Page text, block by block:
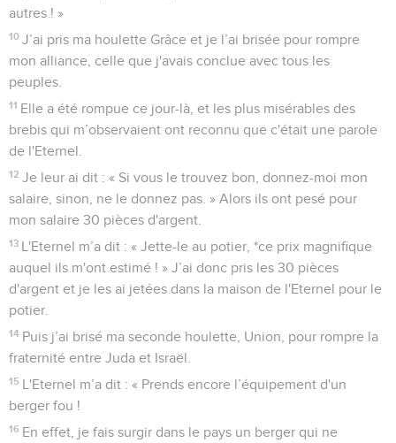
autres ! »
10 J’ai pris ma houlette Grâce et je l’ai brisée pour rompre
mon alliance, celle que j'avais conclue avec tous les
peuples.
11 Elle a été rompue ce jour-là, et les plus misérables des
brebis qui m’observaient ont reconnu que c'était une parole
de l'Eternel.
12 Je leur ai dit : « Si vous le trouvez bon, donnez-moi mon
salaire, sinon, ne le donnez pas. » Alors ils ont pesé pour
mon salaire 30 pièces d'argent.
13 L'Eternel m’a dit : « Jette-le au potier, *ce prix magnifique
auquel ils m'ont estimé ! » J’ai donc pris les 30 pièces
d'argent et je les ai jetées dans la maison de l'Eternel pour le
potier.
14 Puis j’ai brisé ma seconde houlette, Union, pour rompre la
fraternité entre Juda et Israël.
15 L'Eternel m’a dit : « Prends encore l’équipement d'un
berger fou !
16 En effet, je fais surgir dans le pays un berger qui ne